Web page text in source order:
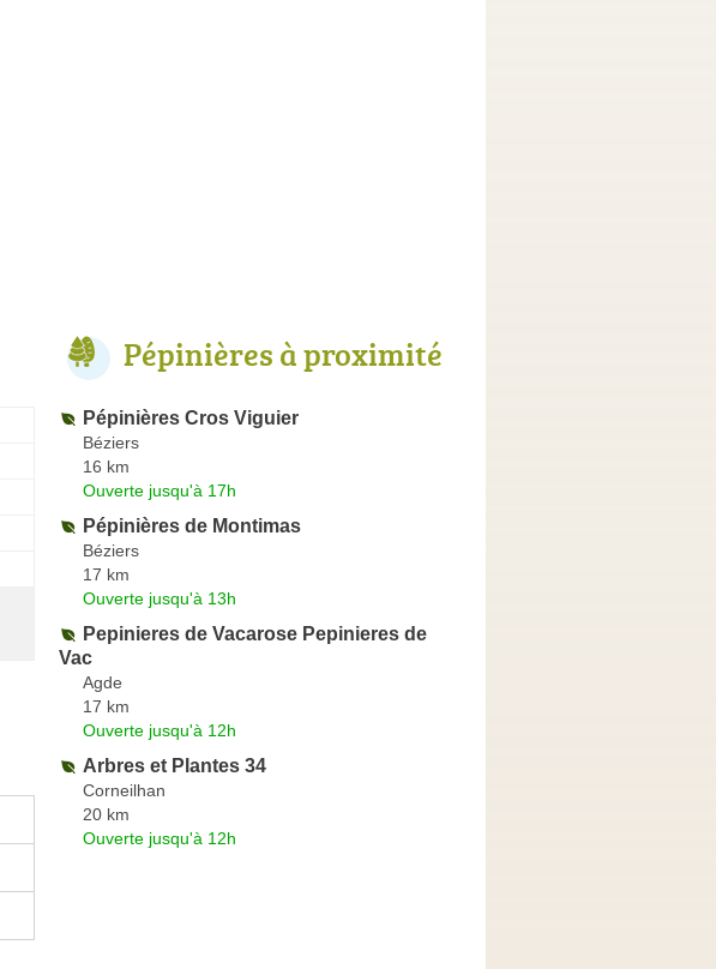
Pépinières à proximité
Pépinières Cros Viguier
Béziers
16 km
Ouverte jusqu'à 17h
Pépinières de Montimas
Béziers
17 km
Ouverte jusqu'à 13h
Pepinieres de Vacarose Pepinieres de
Vac
Agde
17 km
Ouverte jusqu'à 12h
Arbres et Plantes 34
Corneilhan
20 km
Ouverte jusqu'à 12h